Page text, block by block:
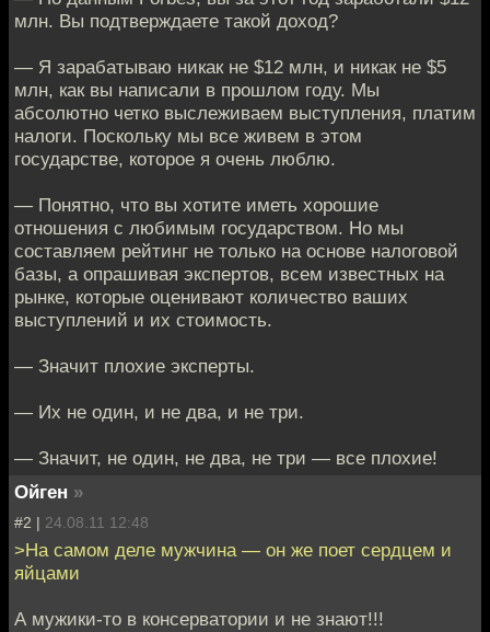
млн. Вы подтверждаете такой доход?
— Я зарабатываю никак не $12 млн, и никак не $5
млн, как вы написали в прошлом году. Мы
абсолютно четко выслеживаем выступления, платим
налоги. Поскольку мы все живем в этом
государстве, которое я очень люблю.
— Понятно, что вы хотите иметь хорошие
отношения с любимым государством. Но мы
составляем рейтинг не только на основе налоговой
базы, а опрашивая экспертов, всем известных на
рынке, которые оценивают количество ваших
выступлений и их стоимость.
— Значит плохие эксперты.
— Их не один, и не два, и не три.
— Значит, не один, не два, не три — все плохие!
Ойген »
#2 | 24.08.11 12:48
>На самом деле мужчина — он же поет сердцем и
яйцами
А мужики-то в консерватории и не знают!!!